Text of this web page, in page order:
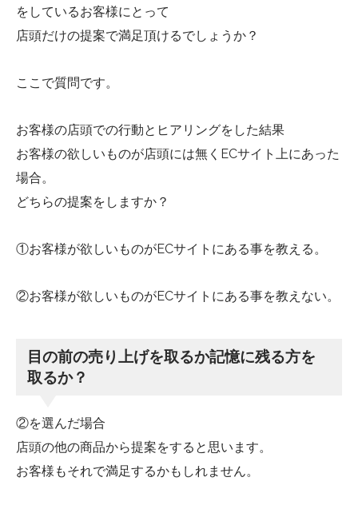
をしているお客様にとって
店頭だけの提案で満足頂けるでしょうか？
ここで質問です。
お客様の店頭での行動とヒアリングをした結果
お客様の欲しいものが店頭には無くECサイト上にあった
場合。
どちらの提案をしますか？
①お客様が欲しいものがECサイトにある事を教える。
②お客様が欲しいものがECサイトにある事を教えない。
目の前の売り上げを取るか記憶に残る方を
取るか？
②を選んだ場合
店頭の他の商品から提案をすると思います。
お客様もそれで満足するかもしれません。